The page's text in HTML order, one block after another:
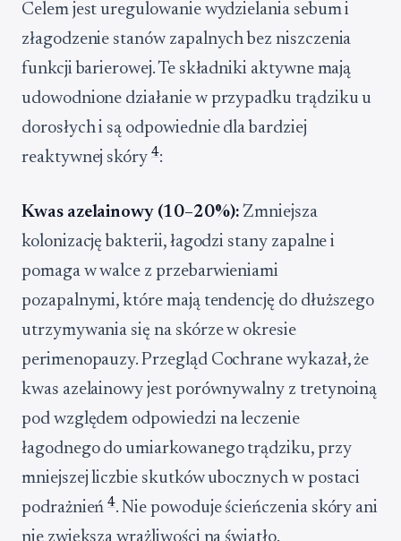
Celem jest uregulowanie wydzielania sebum i
złagodzenie stanów zapalnych bez niszczenia
funkcji barierowej. Te składniki aktywne mają
udowodnione działanie w przypadku trądziku u
dorosłych i są odpowiednie dla bardziej
reaktywnej skóry 4:
Kwas azelainowy (10–20%): Zmniejsza
kolonizację bakterii, łagodzi stany zapalne i
pomaga w walce z przebarwieniami
pozapalnymi, które mają tendencję do dłuższego
utrzymywania się na skórze w okresie
perimenopauzy. Przegląd Cochrane wykazał, że
kwas azelainowy jest porównywalny z tretynoiną
pod względem odpowiedzi na leczenie
łagodnego do umiarkowanego trądziku, przy
mniejszej liczbie skutków ubocznych w postaci
podrażnień4. Nie powoduje ścieńczenia skóry ani
nie zwiększa wrażliwości na światło.